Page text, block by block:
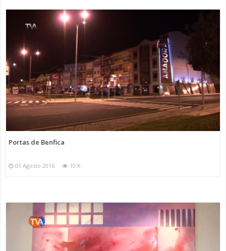
Portas de Benfica
01 Agosto 2016 10 K